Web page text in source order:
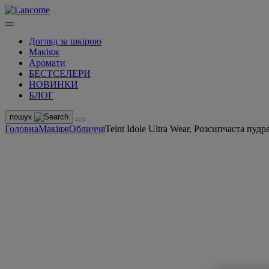
Догляд за шкірою
Макіяж
Аромати
БЕСТСЕЛЕРИ
НОВИНКИ
БЛОГ
пошук
ГоловнаМакіяжОбличчяTeint Idole Ultra Wear, Розсипчаста